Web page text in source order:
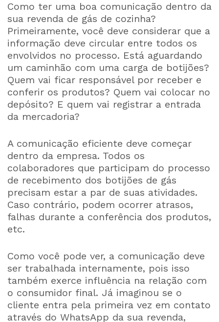
Como ter uma boa comunicação dentro da
sua revenda de gás de cozinha?
Primeiramente, você deve considerar que a
informação deve circular entre todos os
envolvidos no processo. Está aguardando
um caminhão com uma carga de botijões?
Quem vai ficar responsável por receber e
conferir os produtos? Quem vai colocar no
depósito? E quem vai registrar a entrada
da mercadoria?
A comunicação eficiente deve começar
dentro da empresa. Todos os
colaboradores que participam do processo
de recebimento dos botijões de gás
precisam estar a par de suas atividades.
Caso contrário, podem ocorrer atrasos,
falhas durante a conferência dos produtos,
etc.
Como você pode ver, a comunicação deve
ser trabalhada internamente, pois isso
também exerce influência na relação com
o consumidor final. Já imaginou se o
cliente entra pela primeira vez em contato
através do WhatsApp da sua revenda,